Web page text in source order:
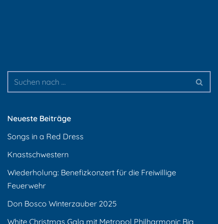
Neueste Beiträge
Songs in a Red Dress
Knastschwestern
Wiederholung: Benefizkonzert für die Freiwillige
Feuerwehr
Don Bosco Winterzauber 2025
White Christmas Gala mit Metropol Philharmonic Big